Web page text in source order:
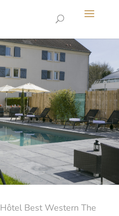
Hôtel Best Western The